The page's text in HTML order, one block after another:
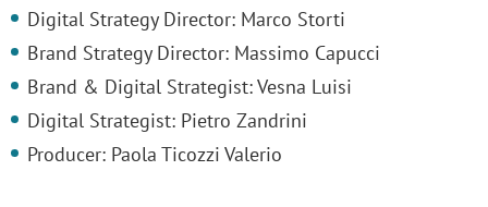
Digital Strategy Director: Marco Storti
Brand Strategy Director: Massimo Capucci
Brand & Digital Strategist: Vesna Luisi
Digital Strategist: Pietro Zandrini
Producer: Paola Ticozzi Valerio